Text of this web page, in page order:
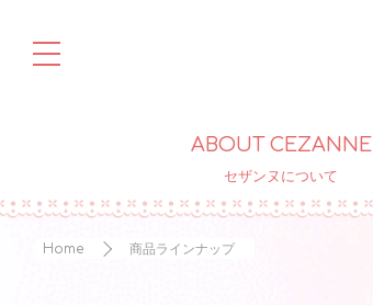
ABOUT CEZANNE
セザンヌについて
Home 商品ラインナップ